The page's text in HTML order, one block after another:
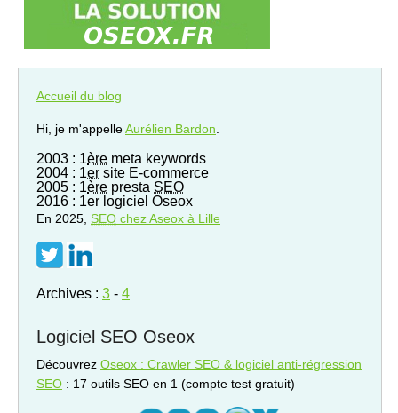
Accueil du blog
Hi, je m'appelleAurélien Bardon
2003 : 1ère meta keywords
2004 : 1er site E-commerce
2005 : 1ère presta SEO
2016 : 1er logiciel Oseox
En 2025, SEO chez Aseox à Lille
Archives : 3 - 4
Logiciel SEO Oseox
Découvrez Oseox : Crawler SEO & logiciel anti-régression
SEO : 17 outils SEO en 1 (compte test gratuit)